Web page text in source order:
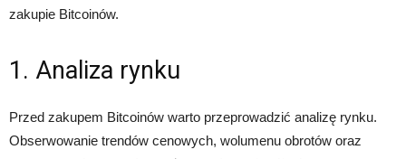
zakupie Bitcoinów.
1. Analiza rynku
Przed zakupem Bitcoinów warto przeprowadzić analizę rynku.
Obserwowanie trendów cenowych, wolumenu obrotów oraz